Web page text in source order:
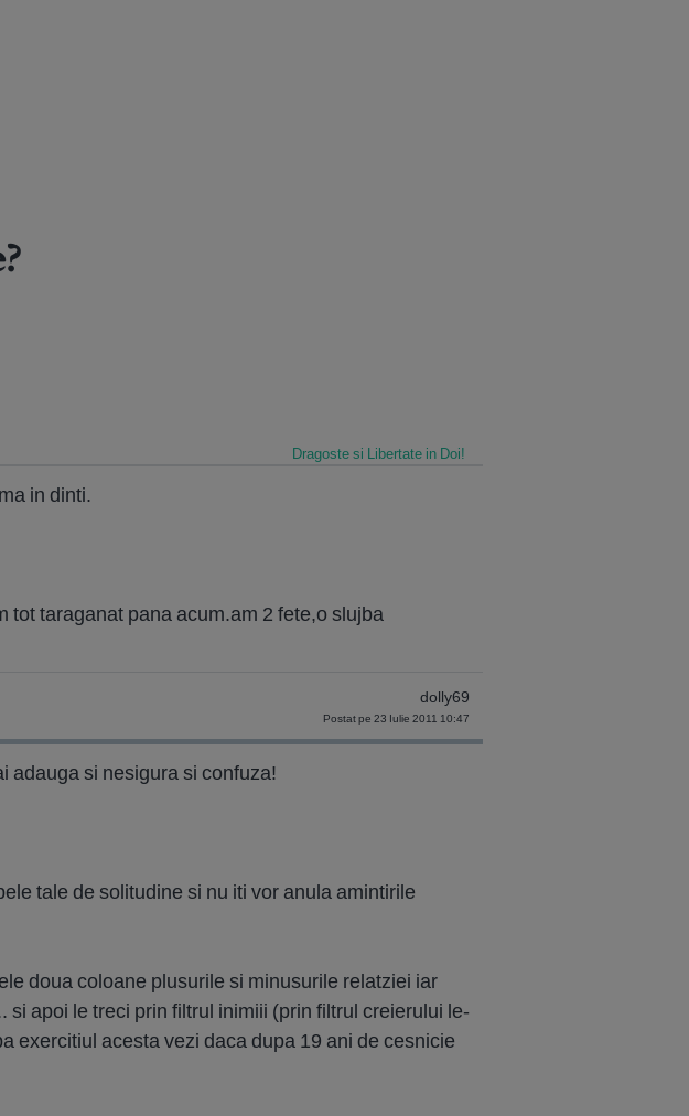
Dragoste si Libertate in Doi!
in dinti.
taraganat pana acum.am 2 fete,o slujba
dolly69
Postat pe 23 Iulie 2011 10:47
adauga si nesigura si confuza!
tale de solitudine si nu iti vor anula amintirile
doua coloane plusurile si minusurile relatziei iar
apoi le treci prin filtrul inimiii (prin filtrul creierului le-
exercitiul acesta vezi daca dupa 19 ani de cesnicie